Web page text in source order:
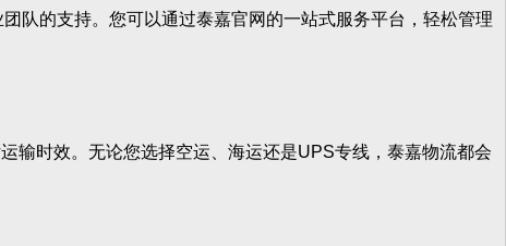
队的支持。您可以通过泰嘉官网的一站式服务平台，轻松管理
时效。无论您选择空运、海运还是UPS专线，泰嘉物流都会